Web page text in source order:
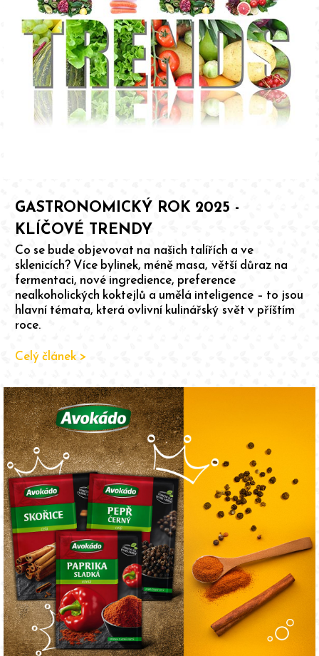
GASTRONOMICKÝ ROK 2025 -
KLÍČOVÉ TRENDY
Co se bude objevovat na našich talířích a ve
sklenicích? Více bylinek, méně masa, větší důraz na
fermentaci, nové ingredience, preference
nealkoholických koktejlů a umělá inteligence – to jsou
hlavní témata, která ovlivní kulinářský svět v příštím
roce.
Celý článek >